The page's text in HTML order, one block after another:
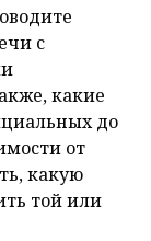
с
какие
до
от
какую
той или